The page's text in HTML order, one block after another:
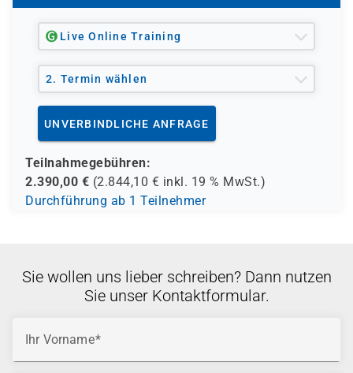
Live Online Training
2. Termin wählen
UNVERBINDLICHE ANFRAGE
Teilnahmegebühren:
2.390,00 € (2.844,10 € inkl. 19 % MwSt.)
Durchführung ab 1 Teilnehmer
Sie wollen uns lieber schreiben? Dann nutzen
Sie unser Kontaktformular.
Ihr Vorname